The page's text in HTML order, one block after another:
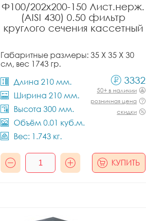
Ф100/202x200-150 Лист.нерж.
(AISI 430) 0.50 фильтр
круглого сечения кассетный
Габаритные размеры: 35 X 35 X 30
см, вес 1743 гр.
Длина 210 мм.
Ширина 210 мм.
Высота 300 мм.
Объём 0.01 куб.м.
Вес: 1.743 кг.
3332
50+ в наличии
розничная цена
скидки
КУПИТЬ